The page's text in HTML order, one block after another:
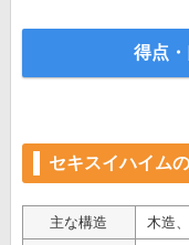
得点
セキスイハイム
主な構造 木造